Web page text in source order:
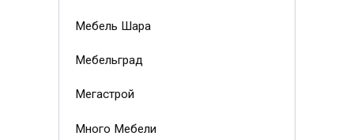
Мебель Шара
Мебельград
Мегастрой
Много Мебели